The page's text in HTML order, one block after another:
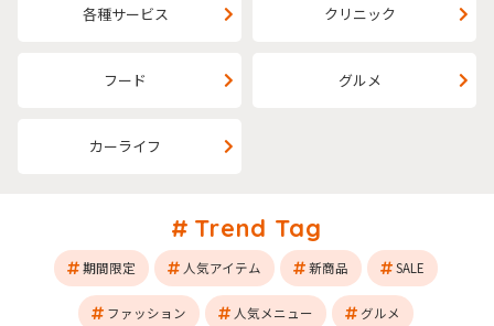
各種サービス クリニック
フード グルメ
カーライフ
Trend Tag
期間限定 人気アイテム 新商品 SALE
ファッション 人気メニュー グルメ